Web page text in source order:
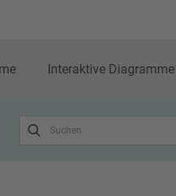
Interaktive Diagramme